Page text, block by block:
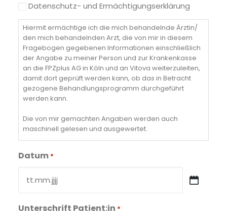
Datenschutz- und Ermächtigungserklärung
Hiermit ermächtige ich die mich behandelnde Ärztin/
den mich behandelnden Arzt, die von mir in diesem
Fragebogen gegebenen Informationen einschließlich
der Angabe zu meiner Person und zur Krankenkasse
an die FPZplus AG in Köln und an Vitova weiterzuleiten,
damit dort geprüft werden kann, ob das in Betracht
gezogene Behandlungsprogramm durchgeführt
werden kann.
Die von mir gemachten Angaben werden auch
maschinell gelesen und ausgewertet.
Rahmen der dort vorgenommenen Prüfung können an
Telefonnummern angegeben habe.
Datum *
MM
Unterschrift Patient:in *